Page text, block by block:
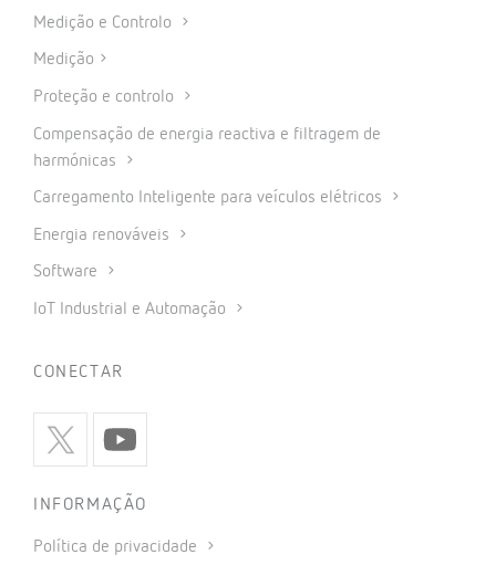
Medição e Controlo
Medição
Proteção e controlo
Compensação de energia reactiva e filtragem de
harmónicas
Carregamento Inteligente para veículos elétricos
Energia renováveis
Software
IoT Industrial e Automação
CONECTAR
INFORMAÇÃO
Política de privacidade